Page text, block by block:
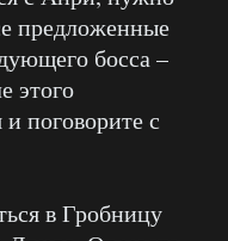
предложенные
босса –
этого
поговорите с
в Гробницу